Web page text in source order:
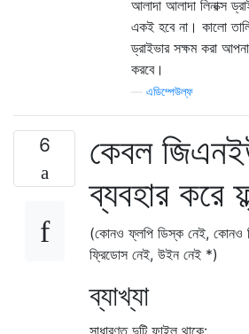
আলাদা আলাদা লিনাক্স
একই হবে না। কালো
ড্রাইভার সক্ষম করা
করবে।
এডিম্পেউল্ফ
6
কেবল
ব্যবহার করে
(কোনও ফ্লপি ডিস্ক নেই, কোনও
ফ্রিডোস নেই, উইন নেই *)
ব্যাখ্যা
সাধারণত দুটি ফাইল থাকে: